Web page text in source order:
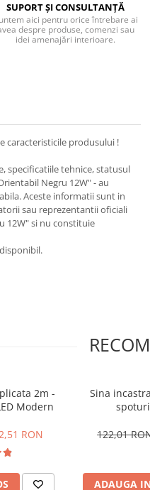
SUPORT ȘI CONSULTANȚĂ
aici pentru orice întrebare ai
despre produse, comenzi sau
idei amenajări interioare.
caracteristicile produsului !
specificatiile tehnice, statusul
Negru 12W" - au
Aceste informatii sunt in
sau reprezentantii oficiali
12W" si nu constituie
2m -
Modern
RON
Sina
122,01
ADAUGA